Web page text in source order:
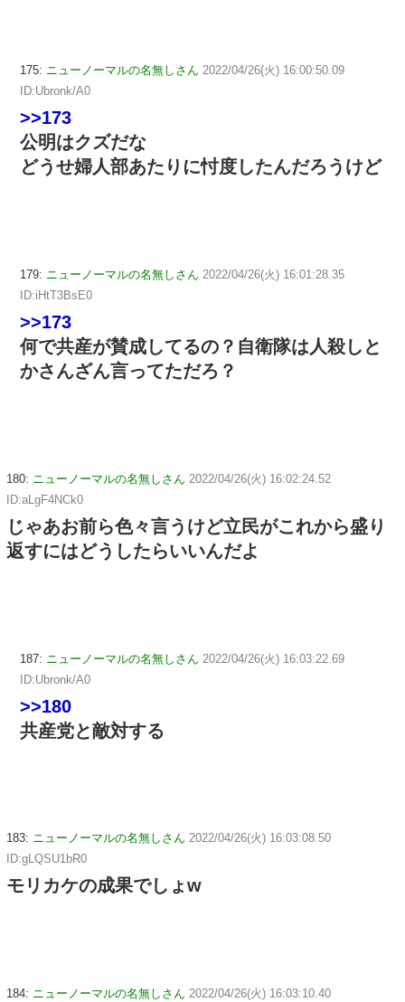
175: ニューノーマルの名無しさん 2022/04/26(火) 16:00:50.09
ID:Ubronk/A0
>>173
公明はクズだな
どうせ婦人部あたりに忖度したんだろうけど
179: ニューノーマルの名無しさん 2022/04/26(火) 16:01:28.35
ID:iHtT3BsE0
>>173
何で共産が賛成してるの？自衛隊は人殺しと
かさんざん言ってただろ？
180: ニューノーマルの名無しさん 2022/04/26(火) 16:02:24.52
ID:aLgF4NCk0
じゃあお前ら色々言うけど立民がこれから盛り
返すにはどうしたらいいんだよ
187: ニューノーマルの名無しさん 2022/04/26(火) 16:03:22.69
ID:Ubronk/A0
>>180
共産党と敵対する
183: ニューノーマルの名無しさん 2022/04/26(火) 16:03:08.50
ID:gLQSU1bR0
モリカケの成果でしょw
184: ニューノーマルの名無しさん 2022/04/26(火) 16:03:10.40